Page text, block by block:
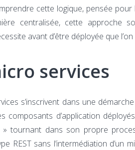
cette logique, pensée
centralisée, cette approche
avant d’être déployée que
services
s’inscrivent dans une
composants d’application
» tournant dans son propre
REST sans l’intermédiation